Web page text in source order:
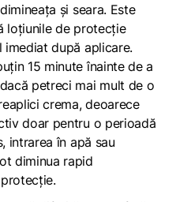
și seara. Este
loțiunile de protecție
după aplicare.
15 minute înainte de a
petreci mai mult de o
crema, deoarece
doar pentru o perioadă
intrarea în apă sau
diminua rapid